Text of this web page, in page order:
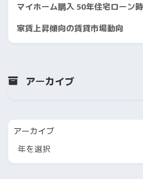
マイホーム購入 50年住宅ローン
家賃上昇傾向の賃貸市場動向
アーカイブ
アーカイブ